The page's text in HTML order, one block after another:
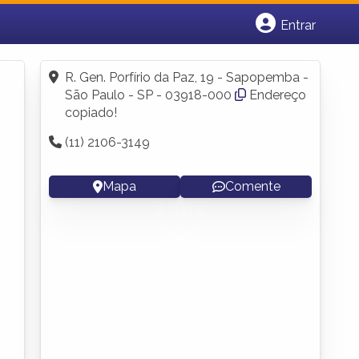
Entrar
Fazer login
Criar conta
R. Gen. Porfírio da Paz, 19 - Sapopemba -
São Paulo - SP - 03918-000
Endereço
copiado!
(11) 2106-3149
Mapa Comente